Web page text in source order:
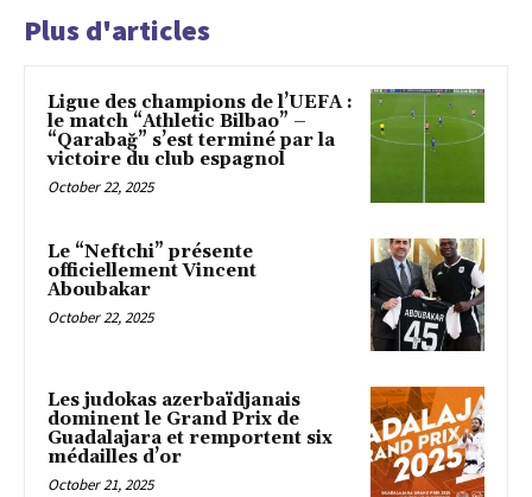
Plus d'articles
Ligue des champions de l’UEFA :
le match “Athletic Bilbao” –
“Qarabağ” s’est terminé par la
victoire du club espagnol
October 22, 2025
Le “Neftchi” présente
officiellement Vincent
Aboubakar
October 22, 2025
Les judokas azerbaïdjanais
dominent le Grand Prix de
Guadalajara et remportent six
médailles d’or
October 21, 2025